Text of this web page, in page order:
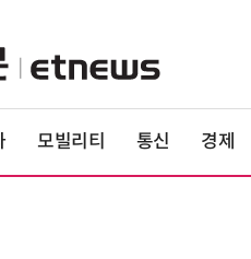
모빌리티 통신 경제